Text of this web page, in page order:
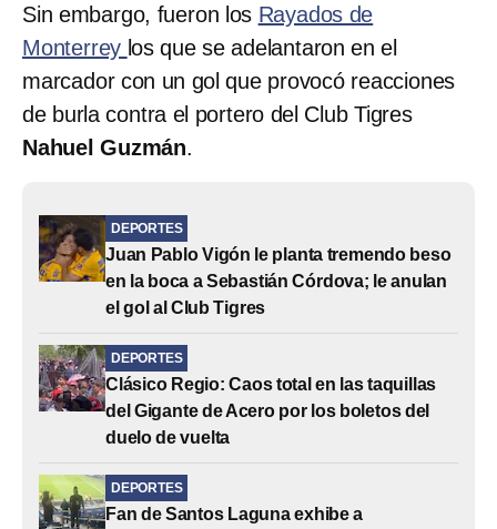
Sin embargo, fueron los Rayados de
Monterrey los que se adelantaron en el
marcador con un gol que provocó reacciones
de burla contra el portero del Club Tigres
Nahuel Guzmán.
DEPORTES
Juan Pablo Vigón le planta tremendo beso
en la boca a Sebastián Córdova; le anulan
el gol al Club Tigres
DEPORTES
Clásico Regio: Caos total en las taquillas
del Gigante de Acero por los boletos del
duelo de vuelta
DEPORTES
Fan de Santos Laguna exhibe a